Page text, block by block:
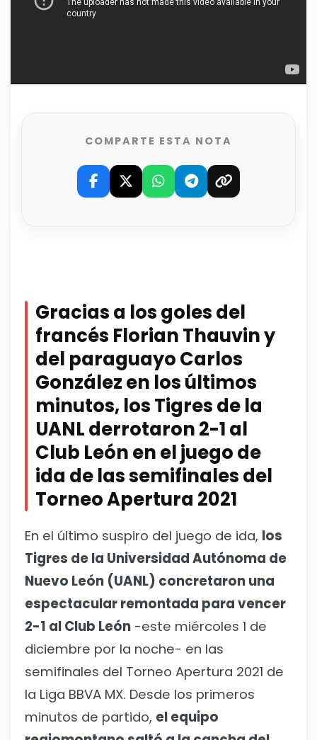
COMPARTE ESTA NOTA
Gracias a los goles del
francés Florian Thauvin y
del paraguayo Carlos
González en los últimos
minutos, los Tigres de la
UANL derrotaron 2-1 al
Club León en el juego de
ida de las semifinales del
Torneo Apertura 2021
En el último suspiro del juego de ida, los
Tigres de la Universidad Autónoma de
Nuevo León (UANL) concretaron una
espectacular remontada para vencer
2-1 al Club León -este miércoles 1 de
diciembre por la noche- en las
semifinales del Torneo Apertura 2021 de
la Liga BBVA MX. Desde los primeros
minutos de partido, el equipo